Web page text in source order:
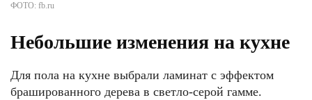
ФОТО: fb.ru
Небольшие изменения на кухне
Для пола на кухне выбрали ламинат с эффектом
брашированного дерева в светло-серой гамме.